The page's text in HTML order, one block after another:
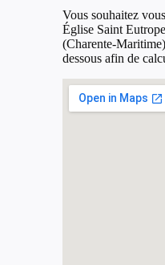
Vous souhaitez
Église Saint
(Charente-
dessous afin de